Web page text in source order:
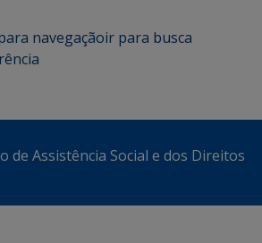
navegaçãoir para busca
de Assistência Social e dos Direitos